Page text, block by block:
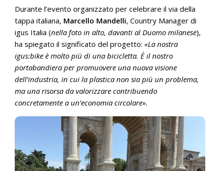
Durante l’evento organizzato per celebrare il via della
tappa italiana, Marcello Mandelli, Country Manager di
igus Italia (nella foto in alto, davanti al Duomo milanese),
ha spiegato il significato del progetto: «La nostra
igus:bike è molto più di una bicicletta. È il nostro
portabandiera per promuovere una nuova visione
dell’industria, in cui la plastica non sia più un problema,
ma una risorsa da valorizzare contribuendo
concretamente a un’economia circolare».